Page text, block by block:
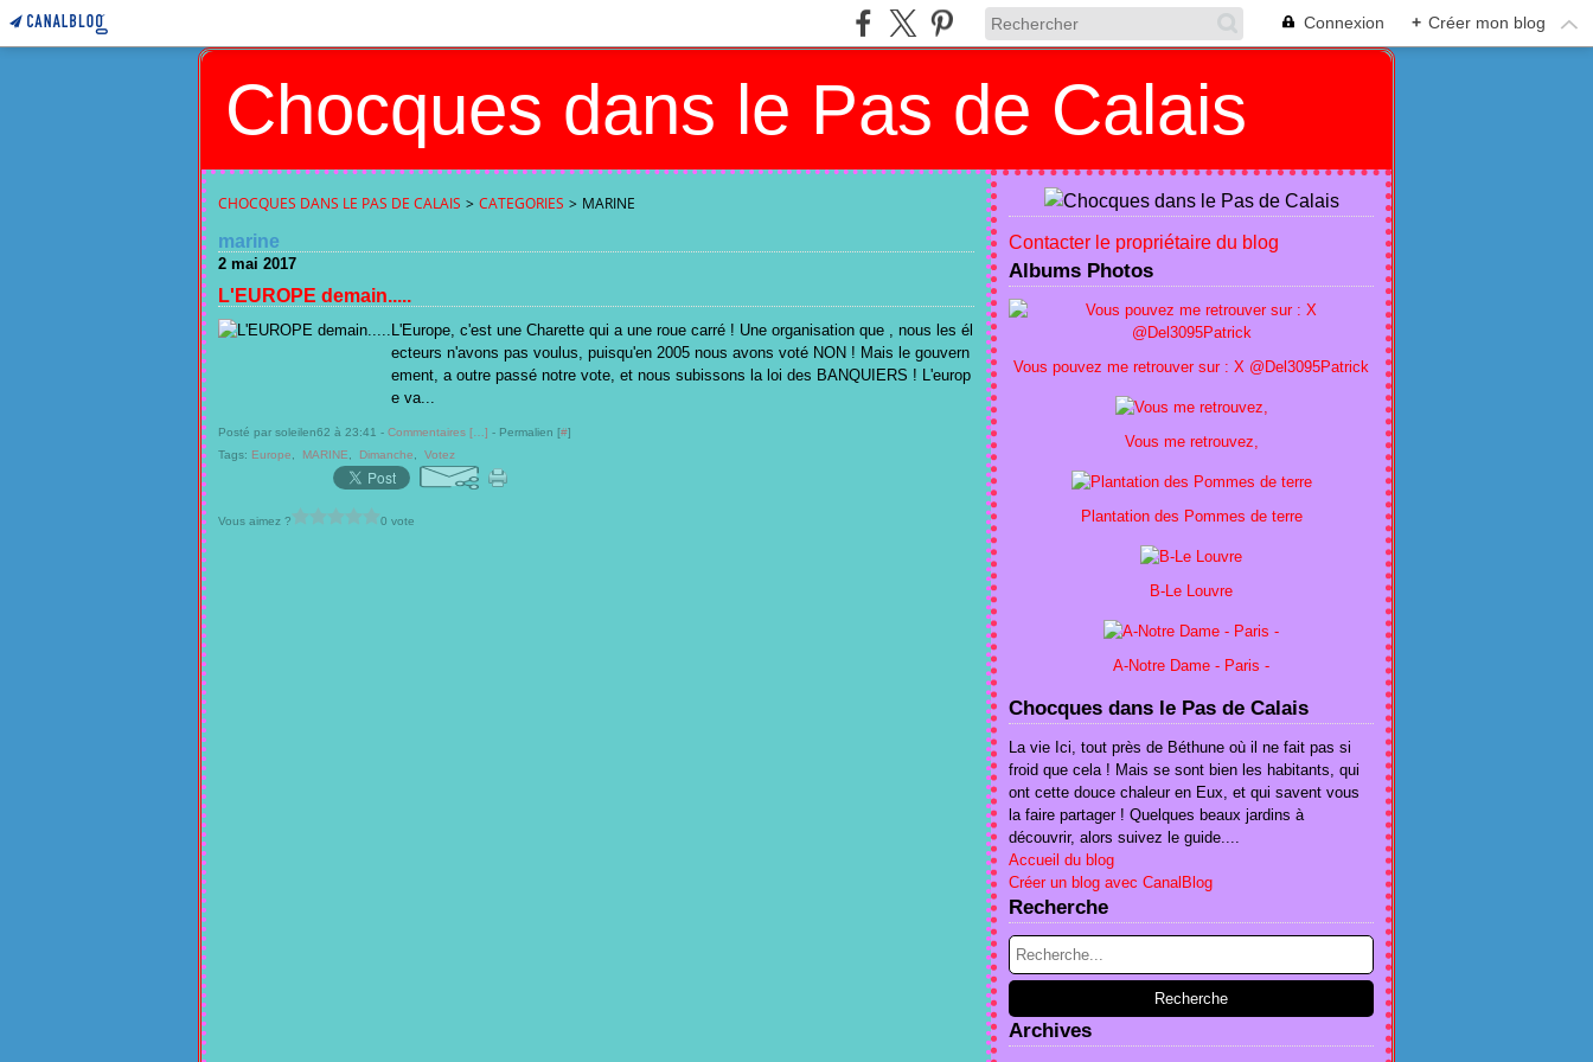
Connexion + Créer mon blog
Chocques dans le Pas de Calais
CHOCQUES DANS LE PAS DE CALAIS > CATEGORIES > MARINE
marine
2 mai 2017
L'EUROPE demain.....
L'Europe, c'est une Charette qui a une roue carré ! Une organisation que , nous les él
ecteurs n'avons pas voulus, puisqu'en 2005 nous avons voté NON ! Mais le gouvern
ement, a outre passé notre vote, et nous subissons la loi des BANQUIERS ! L'europ
e va...
Posté par soleilen62 à 23:41 - Commentaires [ ] - Permalien [#]
Tags: Europe MARINE Dimanche Votez
Vous aimez ? 0 vote
Contacter le propriétaire du blog
Albums Photos
Vous pouvez me retrouver sur : X @Del3095Patrick
Vous me retrouvez,
Plantation des Pommes de terre
B-Le Louvre
A-Notre Dame - Paris -
Chocques dans le Pas de Calais
La vie Ici, tout près de Béthune où il ne fait pas si
froid que cela ! Mais se sont bien les habitants, qui
ont cette douce chaleur en Eux, et qui savent vous
la faire partager ! Quelques beaux jardins à
découvrir, alors suivez le guide....
Accueil du blog
Créer un blog avec CanalBlog
Recherche
Archives